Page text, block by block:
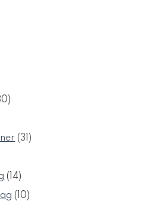
30
31 31
1414
varer
1010